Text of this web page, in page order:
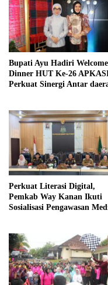
Bupati Ayu Hadiri Welcome
Dinner HUT Ke-26
Perkuat Sinergi Antar
Perkuat Literasi Digital,
Pemkab Way Kanan Ikuti
Sosialisasi Pengawasan